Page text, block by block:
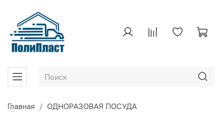
Главная ОДНОРАЗОВАЯ ПОСУДА